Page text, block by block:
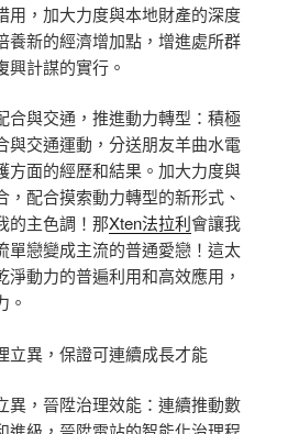
用，加大力度與本地財產的深度
養新的經濟增加點，增進處所群
興計謀的實行。
合與交通，推進動力轉型：積極
與交通運動，分送朋友羊曲水電
方面的經歷和結果。加大力度與
配合摸索動力轉型的新形式、
的主色調！那Xten法拉利會讓我
單戀變成主流的普通愛戀！這太
動力的普遍利用和高效應用，
。
立異，保證可連續成長才能
異，晉陞治理效能：連續推動數